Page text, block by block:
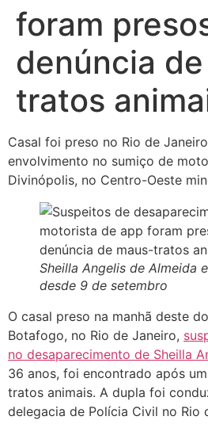
foram
denúncia
tratos
Casal foi preso no Rio de
envolvimento no sumiço de
Divinópolis, no Centro-Oeste
Sheilla Angelis de Almeida
desde 9 de setembro
O casal preso na manhã deste
Botafogo, no Rio de Janeiro,
no desaparecimento de Sheilla
36 anos, foi encontrado após
tratos animais. A dupla foi
delegacia de Polícia Civil no Rio